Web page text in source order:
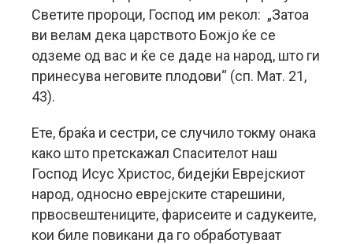
Светите пророци, Господ им рекол: „Затоа
ви велам дека царството Божјо ќе се
одземе од вас и ќе се даде на народ, што ги
принесува неговите плодови“ (сп. Мат. 21,
43).
Ете, браќа и сестри, се случило токму онака
како што претскажал Спасителот наш
Господ Исус Христос, бидејќи Еврејскиот
народ, односно еврејските старешини,
првосвештениците, фарисеите и садукеите,
кои биле повикани да го обработуваат